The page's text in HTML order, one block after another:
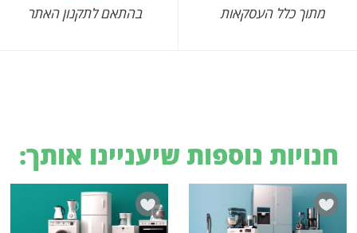
מתוך כלל העסקאות בהתאם לתקנון האתר
חנויות נוספות שיעניינו אותך: